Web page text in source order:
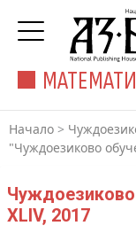
Начало >
"Чуждоезиково
Чуждоезиково
XLIV, 2017